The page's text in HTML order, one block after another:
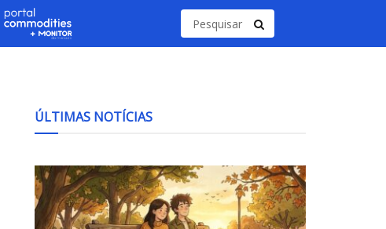
ÚLTIMAS NOTÍCIAS